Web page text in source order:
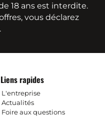
18 ans est interdite.
vous déclarez
Liens rapides
L'entreprise
Actualités
Foire aux questions